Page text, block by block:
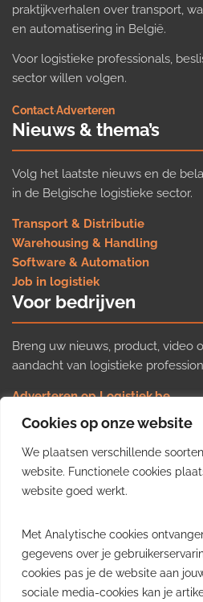
Cookies op onze website
We plaatsen verschillende
website. Functionele cookies
website goed werkt.
Met Analytische cookies
gegevens over je
cookies pas je de website aan
sociale media-cookies kan je
praktijkverhalen over transport,
en automatisering in België.
Voor logistieke professionals,
sector willen volgen.
Contact·Adverteren
Nieuws & thema’s
Volg het laatste nieuws en de
in de Belgische logistieke sector.
Transport & Distributie
Warehousing & Handling
Software & Automation
Job in logistiek
Voor bedrijven
Breng uw nieuws, product, video
aandacht van logistieke
Adverteren op Logistiek.be
Nieuws insturen
Uw video op Logistiek.TV
Job plaatsen
Gratis wekelijkse
inzichten uit de Belgische
Ontvang je
wekelijkse